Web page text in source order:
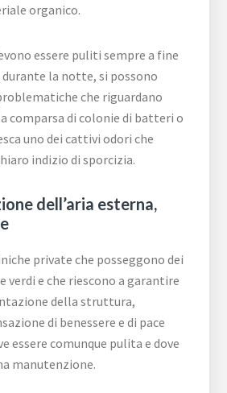
organico.
essere puliti sempre a fine
la notte, si possono
che riguardano
comparsa di colonie di batteri o
uno dei cattivi odori che
indizio di sporcizia.
dell’aria esterna,
private che posseggono dei
verdi e che riescono a garantire
della struttura,
di benessere e di pace
essere comunque pulita e dove
manutenzione.